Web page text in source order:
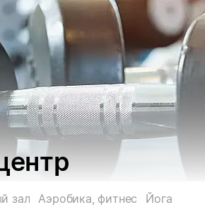
зал Аэробика, фитнес
Йога